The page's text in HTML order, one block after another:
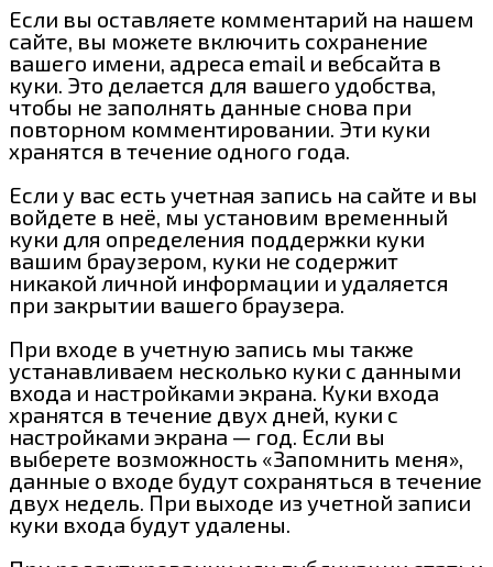
Если вы оставляете комментарий на нашем
сайте, вы можете включить сохранение
вашего имени, адреса email и вебсайта в
куки. Это делается для вашего удобства,
чтобы не заполнять данные снова при
повторном комментировании. Эти куки
хранятся в течение одного года.
Если у вас есть учетная запись на сайте и вы
войдете в неё, мы установим временный
куки для определения поддержки куки
вашим браузером, куки не содержит
никакой личной информации и удаляется
при закрытии вашего браузера.
При входе в учетную запись мы также
устанавливаем несколько куки с данными
входа и настройками экрана. Куки входа
хранятся в течение двух дней, куки с
настройками экрана — год. Если вы
выберете возможность «Запомнить меня»,
данные о входе будут сохраняться в течение
двух недель. При выходе из учетной записи
куки входа будут удалены.